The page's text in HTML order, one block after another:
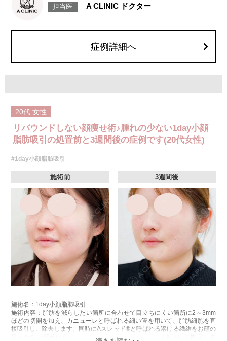
染症、左右差、施術箇所の知覚鈍麻、ぼこつき、硬結、瘢痕化、色素沈
顔の脂肪吸引箇所の追加 1ヶ所ごと+162,800円(税込)
オプション：笑気麻酔 3,300円(税込)
担当医 A CLINIC ドクター
症例詳細へ
20代 女性
リバウンドしない顔痩せ術♪腫れの少ない1day小顔
脂肪吸引の処置前と3週間後の症例です(20代女性)
#1day小顔脂肪吸引
施術前 3週間後
施術名：1day小顔脂肪吸引
施術内容：脂肪を減らしたい箇所に合わせて目立ちにくい箇所に2～3mm
ほどの切開を加え、カニューレと呼ばれる細い管を用いて、脂肪細胞を直
接吸引し、除去します。同時にAスレッド®と呼ばれる溶ける繊維をお顔の
目立たない部分から皮下へ挿入し、皮膚を内側から引き上げて固定しま